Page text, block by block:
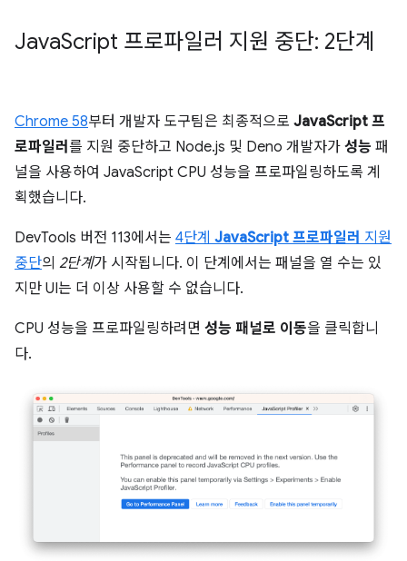
JavaScript 프로파일러 지원 중단: 2단계
Chrome 58부터 개발자 도구팀은 최종적으로 JavaScript 프
로파일러 를 지원 중단하고 Node.js 및 Deno 개발자가 성능 패
널을 사용하여 JavaScript CPU 성능을 프로파일링하도록 계
획했습니다.
DevTools 버전 113에서는 4단계 JavaScript 프로파일러 지원
중단의 2단계가 시작됩니다. 이 단계에서는 패널을 열 수는 있
지만 UI는 더 이상 사용할 수 없습니다.
CPU 성능을 프로파일링하려면 성능 패널로 이동을 클릭합니
다.